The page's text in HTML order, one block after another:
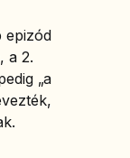
epizód
a 2.
„a